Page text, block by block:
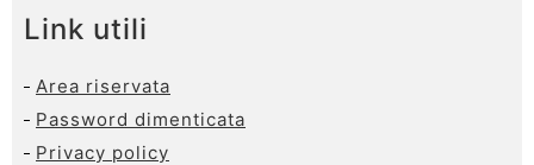
Link utili
Area riservata
Password dimenticata
Privacy policy